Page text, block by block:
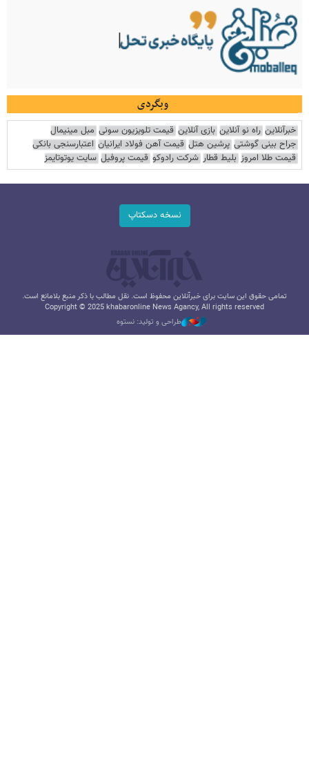
وبگردی
خبرآنلاین راه نو آنلاین بازی آنلاین قیمت تلویزیون سونی مبل مینیمال
جراح بینی گوشتی پرشین هتل قیمت آهن فولاد ایرانیان اعتبارسنجی بانکی
قیمت طلا امروز بلیط قطار شرکت رادوکو قیمت پروفیل سایت یوتوتایمز
نسخه دسکتاپ
تمامی حقوق این سایت برای خبرآنلاین محفوظ است. نقل مطالب با ذکر منبع بلامانع است.
Copyright © 2025 khabaronline News Agancy, All rights reserved
طراحی و تولید: نستوه